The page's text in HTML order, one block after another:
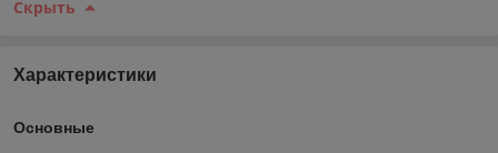
Скрыть
Характеристики
Основные